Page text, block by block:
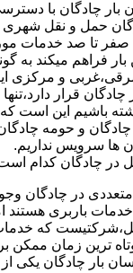
چادگان با
حمل و نقل
آن صفر تا صد خدمات
بار فراهم میکند به
و مرکزی
قرار
باشیم این است که
چادگان و حومه
ها سرویس نداریم.
در چادگان کدام
در چادگان
باربری هستند
که
ترین زمان ممکن
بار چادگان یکی از